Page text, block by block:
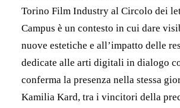
Torino Film Industry al Circolo dei
Campus è un contesto in cui dare
nuove estetiche e all’impatto delle
dedicate alle arti digitali in dialogo
conferma la presenza nella stessa
Kamilia Kard, tra i vincitori della